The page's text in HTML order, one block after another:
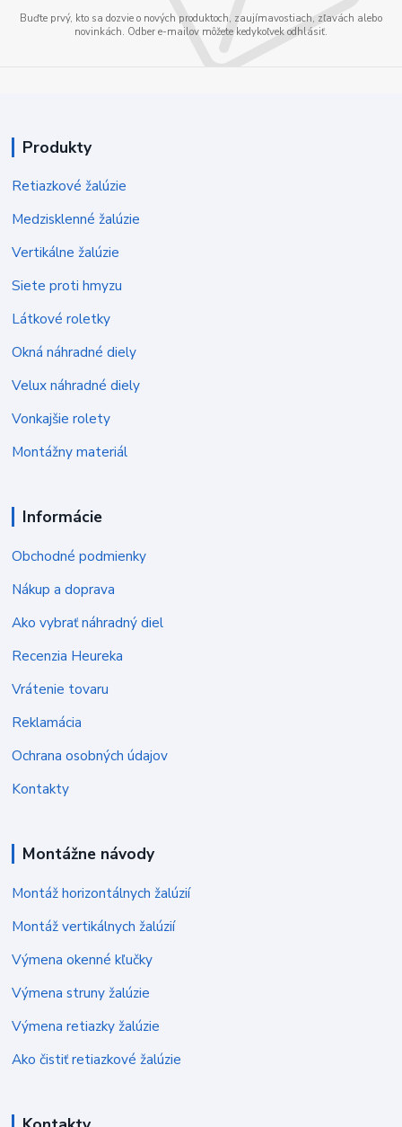
Buďte prvý, kto sa dozvie o nových produktoch, zaujímavostiach, zľavách alebo
novinkách. Odber e-mailov môžete kedykoľvek odhlásiť.
Produkty
Retiazkové žalúzie
Medzisklenné žalúzie
Vertikálne žalúzie
Siete proti hmyzu
Látkové roletky
Okná náhradné diely
Velux náhradné diely
Vonkajšie rolety
Montážny materiál
Informácie
Obchodné podmienky
Nákup a doprava
Ako vybrať náhradný diel
Recenzia Heureka
Vrátenie tovaru
Reklamácia
Ochrana osobných údajov
Kontakty
Montážne návody
Montáž horizontálnych žalúzií
Montáž vertikálnych žalúzií
Výmena okenné kľučky
Výmena struny žalúzie
Výmena retiazky žalúzie
Ako čistiť retiazkové žalúzie